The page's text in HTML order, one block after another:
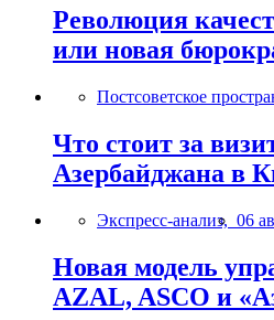
Революция
или новая
Постсоветское
Что стоит за
Азербайджана в
Экспресс-анализ, 06
Новая модель
AZAL, ASCO и